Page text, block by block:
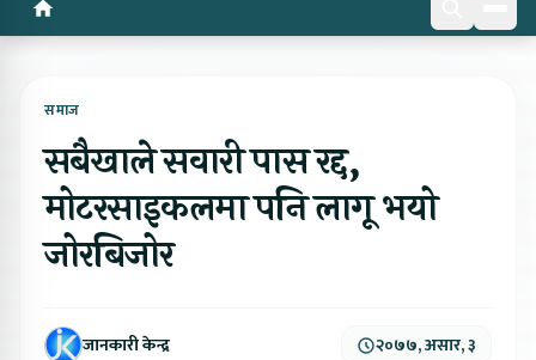
समाज
सबैखाले सवारी पास रद्द,
मोटरसाइकलमा पनि लागू भयो
जोरबिजोर
जानकारी केन्द्र २०७७, असार, ३